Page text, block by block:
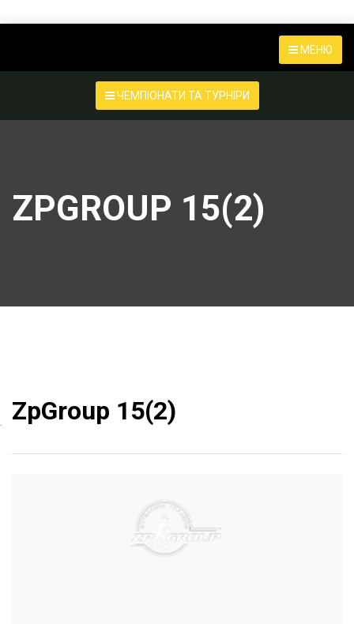
МЕНЮ
ЧЕМПІОНАТИ ТА ТУРНІРИ
ZPGROUP 15(2)
ZpGroup 15(2)